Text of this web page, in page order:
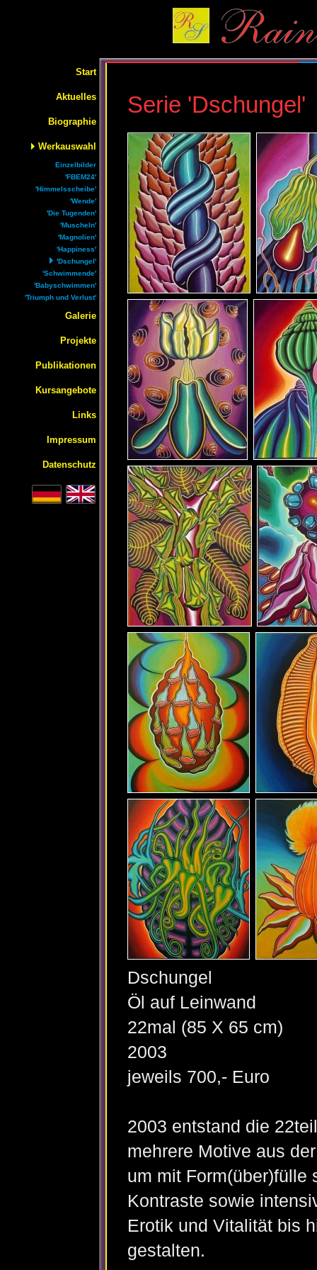
Start
Aktuelles
Biographie
Werkauswahl
Einzelbilder
'FBEM24'
'Himmelsscheibe'
'Wende'
'Die Tugenden'
'Muscheln'
'Magnolien'
'Happiness'
'Dschungel'
'Schwimmende'
'Babyschwimmen'
'Triumph und Verlust'
Galerie
Projekte
Publikationen
Kursangebote
Links
Impressum
Datenschutz
Serie 'Dschungel'
Dschungel
Öl auf Leinwand
22mal (85 X 65 cm)
2003
jeweils 700,- Euro
2003 entstand die
mehrere Motive aus
um mit Form(über)fülle
Kontraste sowie
Erotik und Vitalität bis
gestalten.